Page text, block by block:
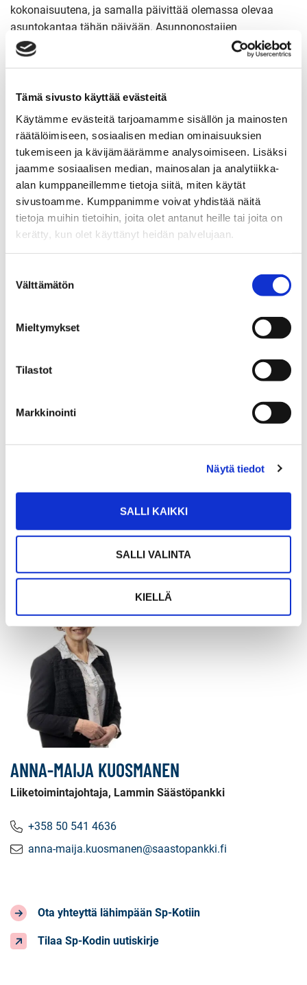
Tämä sivusto käyttää evästeitä
Käytämme evästeitä tarjoamamme sisällön ja mainosten
räätälöimiseen, sosiaalisen median ominaisuuksien
tukemiseen ja kävijämäärämme analysoimiseen. Lisäksi
jaamme sosiaalisen median, mainosalan ja analytiikka-
alan kumppaneillemme tietoja siitä, miten käytät
sivustoamme. Kumppanimme voivat yhdistää näitä
tietoja muihin tietoihin, joita olet antanut heille tai joita on
kerätty, kun olet käyttänyt heidän palvelujaan.
valinta
Välttämätön
Mieltymykset
Tilastot
Markkinointi
Näytä tiedot
SALLI KAIKKI
SALLI VALINTA
KIELLÄ
kokonaisuutena, ja samalla päivittää olemassa olevaa
asuntokantaa tähän päivään. Asunnonostajien
remonttilainan tuella saataisiin vanhan asuntokannan
massiivista korjausvelkaa pienennettyä, uskovat Rantanen
– Kaikkien etu on, että asuntomarkkinamme toimivat. Kun
esteitä puretaan hallitusti ja kohdennetusti, vaikutus näkyy
nopeasti sekä markkinassa että laajemmin koko
taloudessa.
Ota meihin yhteyttä, niin jutellaan aiheesta lisää:
JUKKA RANTANEN
Toimitusjohtaja, eMBA, LKV, kiinteistöneuvos
ANNA-MAIJA KUOSMANEN
Liiketoimintajohtaja, Lammin Säästöpankki
+358 50 541 4636
anna-maija.kuosmanen@saastopankki.fi
Ota yhteyttä lähimpään Sp-Kotiin
Tilaa Sp-Kodin uutiskirje